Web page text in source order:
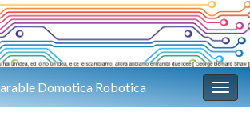
Domotica Robotica